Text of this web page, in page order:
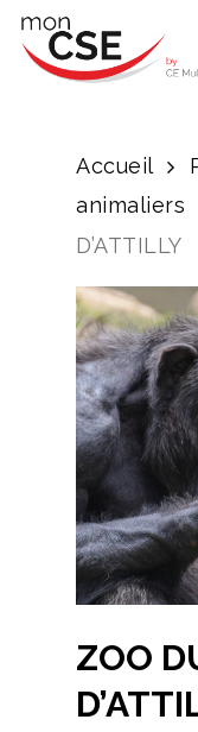
Skip
Accueil
animaliers
D’ATTILLY
ZOO